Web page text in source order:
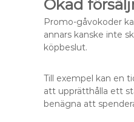
Ökad
Promo-gåvokoder
annars kanske inte
köpbeslut.
Till exempel kan en
att upprätthålla ett
benägna att